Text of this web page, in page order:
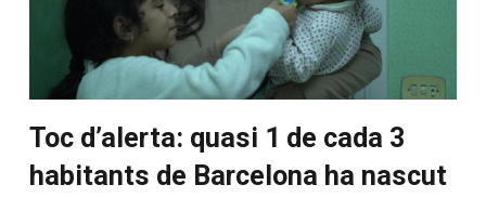
Toc d’alerta: quasi 1 de cada 3
habitants de Barcelona ha nascut